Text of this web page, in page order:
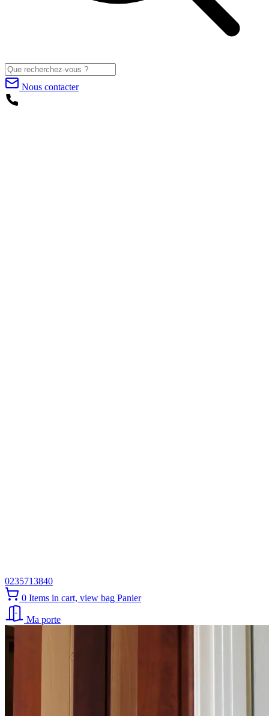
Nous contacter
0235713840
0 Items in cart, view bag Panier
Ma porte